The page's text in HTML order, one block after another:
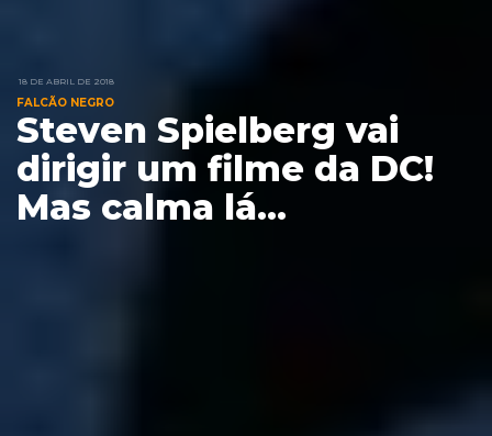
18 DE ABRIL DE 2018
FALCÃO NEGRO
Steven Spielberg vai
dirigir um filme da DC!
Mas calma lá...